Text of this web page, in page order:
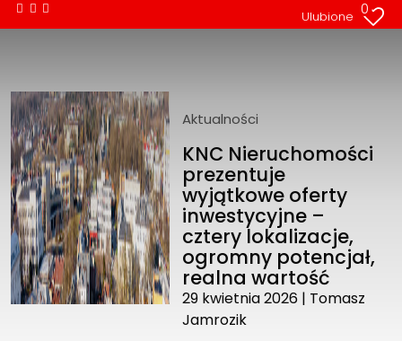
Ulubione 0
Aktualności
KNC Nieruchomości
prezentuje
wyjątkowe oferty
inwestycyjne –
cztery lokalizacje,
ogromny potencjał,
realna wartość
29 kwietnia 2026 | Tomasz
Jamrozik